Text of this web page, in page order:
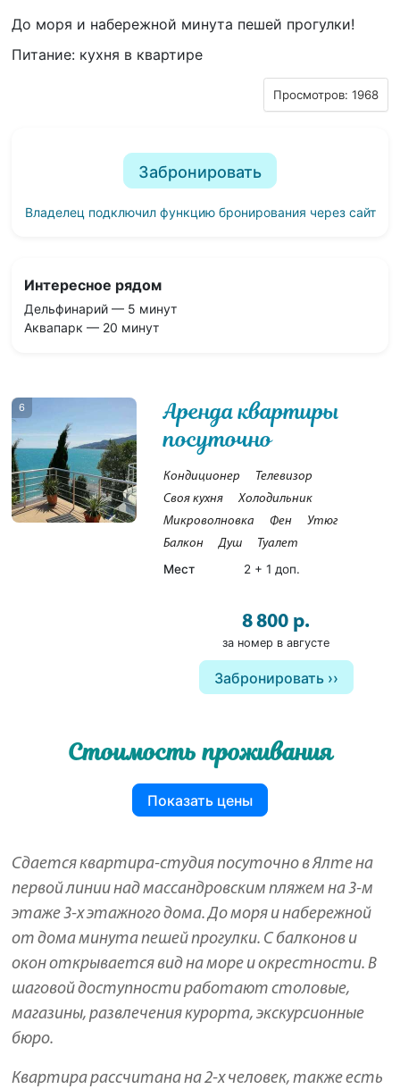
До моря и набережной минута пешей прогулки!
Питание: кухня в квартире
Просмотров: 1968
Забронировать
Владелец подключил функцию бронирования через сайт
Интересное рядом
Дельфинарий — 5 минут
Аквапарк — 20 минут
6
Аренда квартиры
посуточно
Кондиционер
Телевизор
Своя кухня
Холодильник
Микроволновка
Фен
Утюг
Балкон
Душ Туалет
Мест 2 + 1 доп.
8 800 р.
за номер в августе
Забронировать
Стоимость проживания
Показать цены
Сдается квартира-студия посуточно в Ялте на
первой линии над массандровским пляжем на 3-м
этаже 3-х этажного дома. До моря и набережной
от дома минута пешей прогулки. С балконов и
окон открывается вид на море и окрестности. В
шаговой доступности работают столовые,
магазины, развлечения курорта, экскурсионные
бюро.
Квартира рассчитана на 2-х человек, также есть